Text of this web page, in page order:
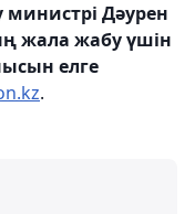
Дәурен
жала жабу үшін
елге
.